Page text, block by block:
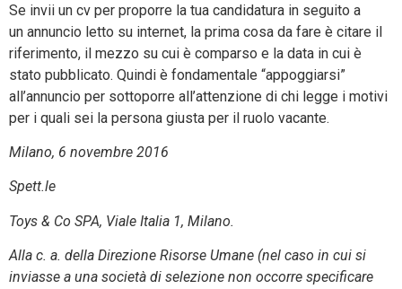
Se invii un cv per proporre la tua candidatura in seguito a
un annuncio letto su internet, la prima cosa da fare è citare il
riferimento, il mezzo su cui è comparso e la data in cui è
stato pubblicato. Quindi è fondamentale “appoggiarsi”
all’annuncio per sottoporre all’attenzione di chi legge i motivi
per i quali sei la persona giusta per il ruolo vacante.
Milano, 6 novembre 2016
Spett.le
Toys & Co SPA, Viale Italia 1, Milano.
Alla c. a. della Direzione Risorse Umane (nel caso in cui si
inviasse a una società di selezione non occorre specificare